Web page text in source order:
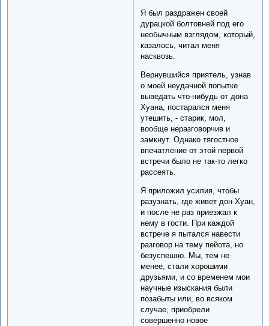
Я был раздражен своей
дурацкой болтовней под его
необычным взглядом, который,
казалось, читал меня
насквозь.
Вернувшийся приятель, узнав
о моей неудачной попытке
выведать что-нибудь от дона
Хуана, постарался меня
утешить, - старик, мол,
вообще неразговорчив и
замкнут. Однако тягостное
впечатление от этой первой
встречи было не так-то легко
рассеять.
Я приложил усилия, чтобы
разузнать, где живет дон Хуан,
и после не раз приезжал к
нему в гости. При каждой
встрече я пытался навести
разговор на тему пейота, но
безуспешно. Мы, тем не
менее, стали хорошими
друзьями, и со временем мои
научные изыскания были
позабыты или, во всяком
случае, приобрели
совершенно новое